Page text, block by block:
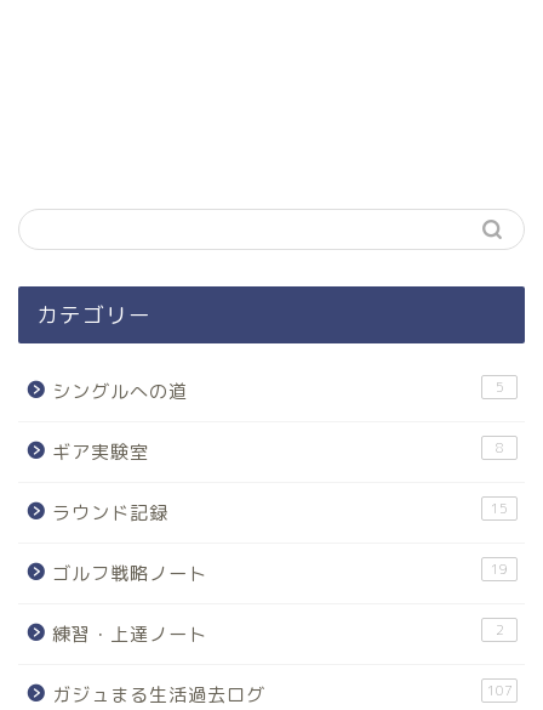
カテゴリー
シングルへの道 5
ギア実験室 8
ラウンド記録 15
ゴルフ戦略ノート 19
練習・上達ノート 2
ガジュまる生活過去ログ 107